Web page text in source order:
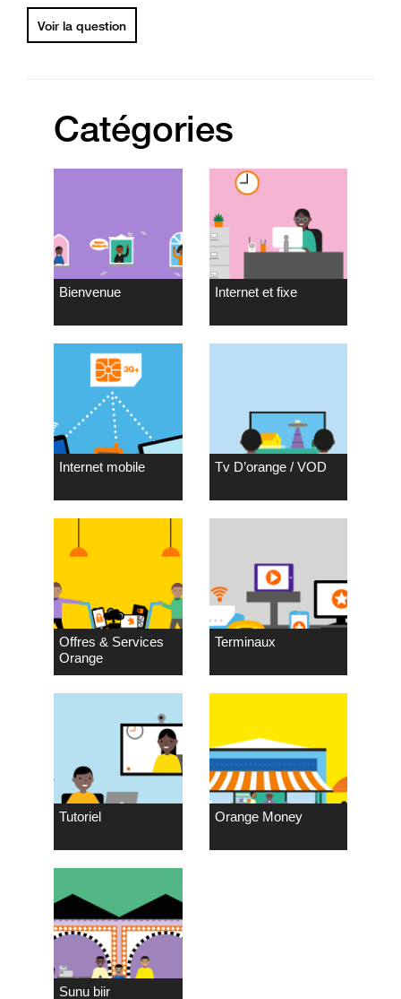
Voir la question
Catégories
Bienvenue Internet et fixe
Internet mobile Tv D’orange / VOD
Offres & Services
Orange
Terminaux
Tutoriel Orange Money
Sunu biir